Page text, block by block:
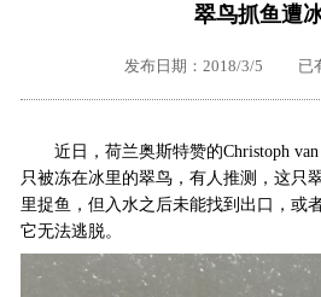
深
工
翠鸟抓鱼遭
发布日期：2018/3/5 已
近日，荷兰奥斯特赞的Christoph
只被冻在冰里的翠鸟，有人推测，这只
里捉鱼，但入水之后未能找到出口，或
它无法逃脱。